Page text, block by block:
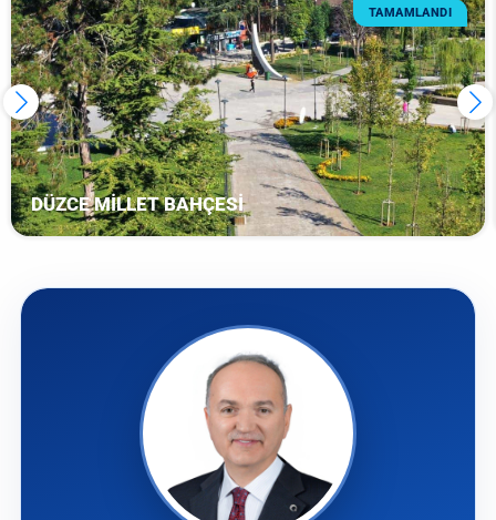
TAMAMLANDI
DÜZCE MİLLET BAHÇESİ